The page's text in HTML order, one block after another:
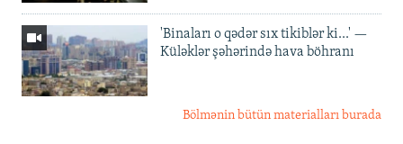
'Binaları o qədər sıx tikiblər ki...' —
Küləklər şəhərində hava böhranı
Bölmənin bütün materialları burada